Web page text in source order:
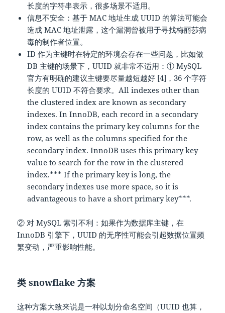
长度的字符串表示，很多场景不适用。
信息不安全：基于 MAC 地址生成 UUID 的算法可能会
造成 MAC 地址泄露，这个漏洞曾被用于寻找梅丽莎病
毒的制作者位置。
ID 作为主键时在特定的环境会存在一些问题，比如做
DB 主键的场景下，UUID 就非常不适用：① MySQL
官方有明确的建议主键要尽量越短越好 [4]，36 个字符
长度的 UUID 不符合要求。All indexes other than
the clustered index are known as secondary
indexes. In InnoDB, each record in a secondary
index contains the primary key columns for the
row, as well as the columns specified for the
secondary index. InnoDB uses this primary key
value to search for the row in the clustered
index.*** If the primary key is long, the
secondary indexes use more space, so it is
advantageous to have a short primary key***.
② 对 MySQL 索引不利：如果作为数据库主键，在
InnoDB 引擎下，UUID 的无序性可能会引起数据位置频
繁变动，严重影响性能。
类 snowflake 方案
这种方案大致来说是一种以划分命名空间（UUID 也算，